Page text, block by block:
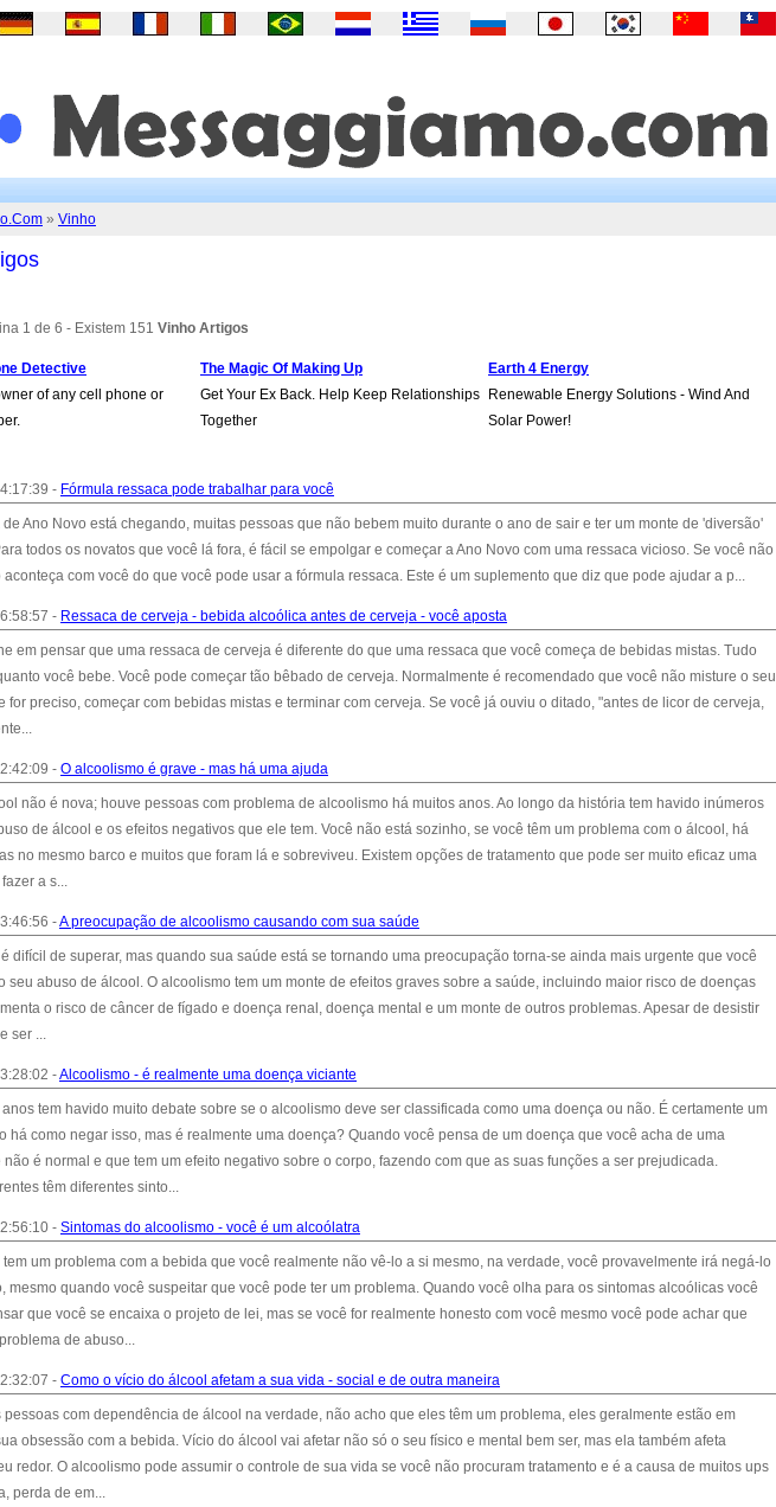
» Vinho
1 de 6 - Existem 151 Vinho Artigos
Detective
of any cell phone or
The Magic Of Making Up
Get Your Ex Back. Help Keep Relationships
Together
Earth 4 Energy
Renewable Energy Solutions - Wind And
Solar Power!
- Fórmula ressaca pode trabalhar para você
de Ano Novo está chegando, muitas pessoas que não bebem muito durante o ano de sair e ter um monte de 'diversão'
todos os novatos que você lá fora, é fácil se empolgar e começar a Ano Novo com uma ressaca vicioso. Se você não
com você do que você pode usar a fórmula ressaca. Este é um suplemento que diz que pode ajudar a p...
- Ressaca de cerveja - bebida alcoólica antes de cerveja - você aposta
em pensar que uma ressaca de cerveja é diferente do que uma ressaca que você começa de bebidas mistas. Tudo
você bebe. Você pode começar tão bêbado de cerveja. Normalmente é recomendado que você não misture o seu
for preciso, começar com bebidas mistas e terminar com cerveja. Se você já ouviu o ditado, "antes de licor de cerveja,
- O alcoolismo é grave - mas há uma ajuda
não é nova; houve pessoas com problema de alcoolismo há muitos anos. Ao longo da história tem havido inúmeros
de álcool e os efeitos negativos que ele tem. Você não está sozinho, se você têm um problema com o álcool, há
no mesmo barco e muitos que foram lá e sobreviveu. Existem opções de tratamento que pode ser muito eficaz uma
a s...
-A preocupação de alcoolismo causando com sua saúde
difícil de superar, mas quando sua saúde está se tornando uma preocupação torna-se ainda mais urgente que você
seu abuso de álcool. O alcoolismo tem um monte de efeitos graves sobre a saúde, incluindo maior risco de doenças
o risco de câncer de fígado e doença renal, doença mental e um monte de outros problemas. Apesar de desistir
ser ...
-Alcoolismo - é realmente uma doença viciante
tem havido muito debate sobre se o alcoolismo deve ser classificada como uma doença ou não. É certamente um
há como negar isso, mas é realmente uma doença? Quando você pensa de um doença que você acha de uma
é normal e que tem um efeito negativo sobre o corpo, fazendo com que as suas funções a ser prejudicada.
têm diferentes sinto...
- Sintomas do alcoolismo - você é um alcoólatra
um problema com a bebida que você realmente não vê-lo a si mesmo, na verdade, você provavelmente irá negá-lo
mesmo quando você suspeitar que você pode ter um problema. Quando você olha para os sintomas alcoólicas você
que você se encaixa o projeto de lei, mas se você for realmente honesto com você mesmo você pode achar que
de abuso...
- Como o vício do álcool afetam a sua vida - social e de outra maneira
pessoas com dependência de álcool na verdade, não acho que eles têm um problema, eles geralmente estão em
obsessão com a bebida. Vício do álcool vai afetar não só o seu físico e mental bem ser, mas ela também afeta
redor. O alcoolismo pode assumir o controle de sua vida se você não procuram tratamento e é a causa de muitos ups
perda de em...